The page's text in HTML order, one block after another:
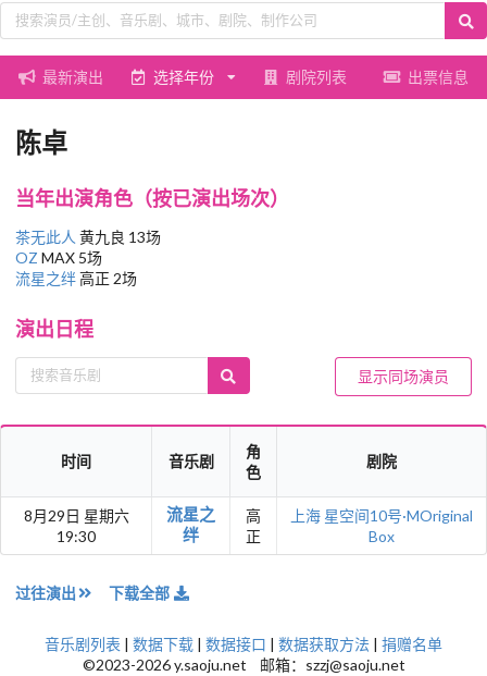
最新演出 选择年份 剧院列表 出票信息
陈卓
当年出演角色（按已演出场次）
茶无此人 黄九良 13场
OZ MAX 5场
流星之绊高正 2场
演出日程
显示同场演员
时间 音乐剧
角
色
剧院
8月29日 星期六
19:30
流星之
绊
高
正
上海 星空间10号·MOriginal
Box
过往演出 下载全部
音乐剧列表 | 数据下载 | 数据接口 | 数据获取方法 | 捐赠名单
©2023-2026 y.saoju.net 邮箱：szzj@saoju.net